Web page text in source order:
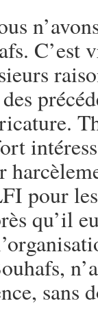
C’est
pour
qu’il
sans